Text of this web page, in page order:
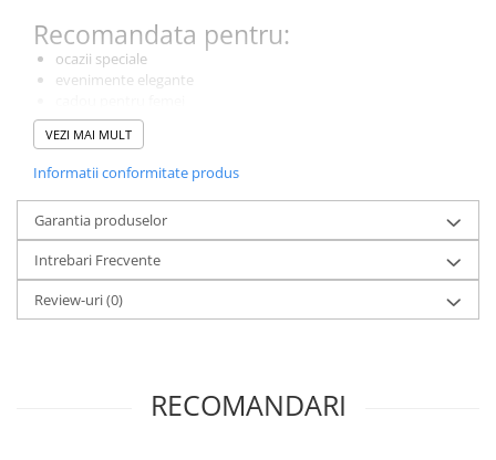
Recomandata pentru:
ocazii speciale
evenimente elegante
completarea tinutelor rafinate
VEZI MAI MULT
Informatii conformitate produs
Garantia produselor
Intrebari Frecvente
Review-uri(0)
RECOMANDARI